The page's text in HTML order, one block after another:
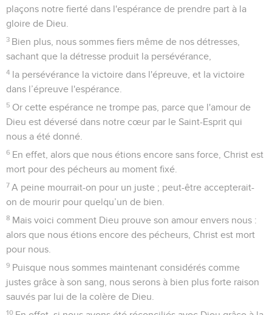
plaçons notre fierté dans l'espérance de prendre part à la
gloire de Dieu.
3 Bien plus, nous sommes fiers même de nos détresses,
sachant que la détresse produit la persévérance,
4 la persévérance la victoire dans l'épreuve, et la victoire
dans l’épreuve l'espérance.
5 Or cette espérance ne trompe pas, parce que l'amour de
Dieu est déversé dans notre cœur par le Saint-Esprit qui
nous a été donné.
6 En effet, alors que nous étions encore sans force, Christ est
mort pour des pécheurs au moment fixé.
7 A peine mourrait-on pour un juste ; peut-être accepterait-
on de mourir pour quelqu’un de bien.
8 Mais voici comment Dieu prouve son amour envers nous :
alors que nous étions encore des pécheurs, Christ est mort
pour nous.
9 Puisque nous sommes maintenant considérés comme
justes grâce à son sang, nous serons à bien plus forte raison
sauvés par lui de la colère de Dieu.
10